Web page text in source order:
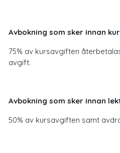
Avbokning som sker innan
75% av kursavgiften
avgift.
Avbokning som sker innan
50% av kursavgiften samt